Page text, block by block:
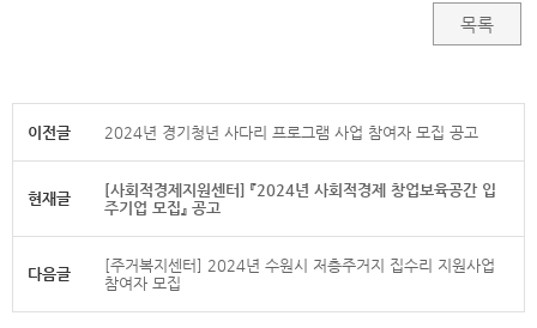
목록
이전글 2024년 경기청년 사다리 프로그램 사업 참여자 모집 공고
현재글
[사회적경제지원센터] 『2024년 사회적경제 창업보육공간 입
주기업 모집』 공고
다음글
[주거복지센터] 2024년 수원시 저층주거지 집수리 지원사업
참여자 모집